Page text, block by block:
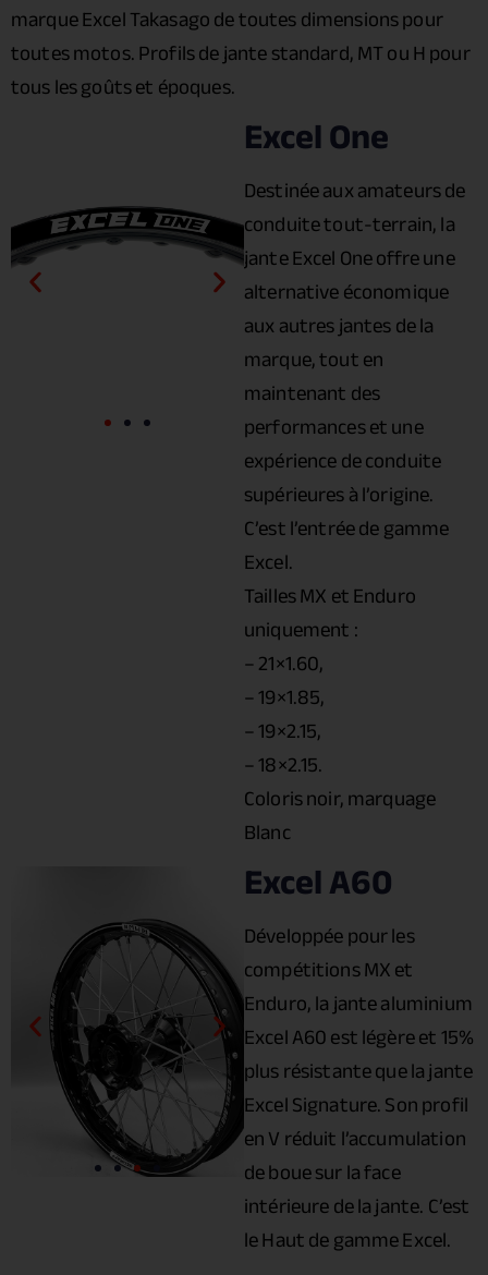
marque Excel Takasago de toutes dimensions pour
toutes motos. Profils de jante standard, MT ou H pour
tous les goûts et époques.
Excel One
Destinée aux amateurs de
conduite tout-terrain, la
jante Excel One offre une
alternative économique
aux autres jantes de la
marque, tout en
maintenant des
performances et une
expérience de conduite
supérieures à l’origine.
C’est l’entrée de gamme
Excel.
Tailles MX et Enduro
uniquement :
– 21×1.60,
– 19×1.85,
– 19×2.15,
– 18×2.15.
Coloris noir, marquage
Blanc
Excel A60
Développée pour les
compétitions MX et
Enduro, la jante aluminium
Excel A60 est légère et 15%
plus résistante que la jante
Excel Signature. Son profil
en V réduit l’accumulation
de boue sur la face
intérieure de la jante. C’est
le Haut de gamme Excel.